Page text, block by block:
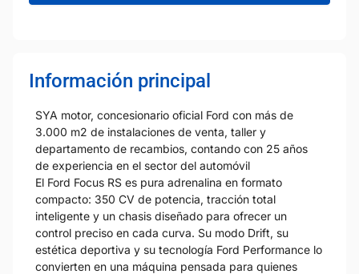
Información principal
SYA motor, concesionario oficial Ford con más de
3.000 m2 de instalaciones de venta, taller y
departamento de recambios, contando con 25 años
de experiencia en el sector del automóvil
El Ford Focus RS es pura adrenalina en formato
compacto: 350 CV de potencia, tracción total
inteligente y un chasis diseñado para ofrecer un
control preciso en cada curva. Su modo Drift, su
estética deportiva y su tecnología Ford Performance lo
convierten en una máquina pensada para quienes